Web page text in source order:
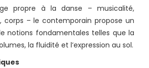
propre à la danse – musicalité,
corps – le contemporain propose un
notions fondamentales telles que la
la fluidité et l’expression au sol.